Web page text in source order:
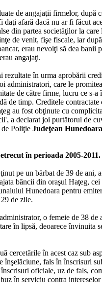
de angajaţii firmelor, după
daţi afară dacă nu ar fi făcut
din partea societăţilor la
de venit, fişe fiscale, iar
erau nevoiţi să dea banii
angajaţi.
rezultate în urma aprobării
administratori, care le
de către firme, lucru ce s-a
de timp. Creditele contractate
au fost obţinute cu
a declarat joi purtătorul de
Poliţie Judeţean Hunedoara
în perioada 2005-2011.
pe un bărbat de 39 de ani,
băncii din oraşul Haţeg,
Hunedoara pentru
de zile.
o femeie de 38 de
în lipsă, deoarece învinuita
cercetările în acest caz sub
înşelăciune, fals în înscrisuri
oficiale, uz de fals,
în serviciu contra intereselor